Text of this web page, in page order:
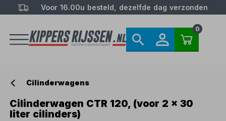
Voor 16.00u besteld, dezelfde dag verzonden
0
Cilinderwagens
Cilinderwagen CTR 120, (voor 2 x 30
liter cilinders)